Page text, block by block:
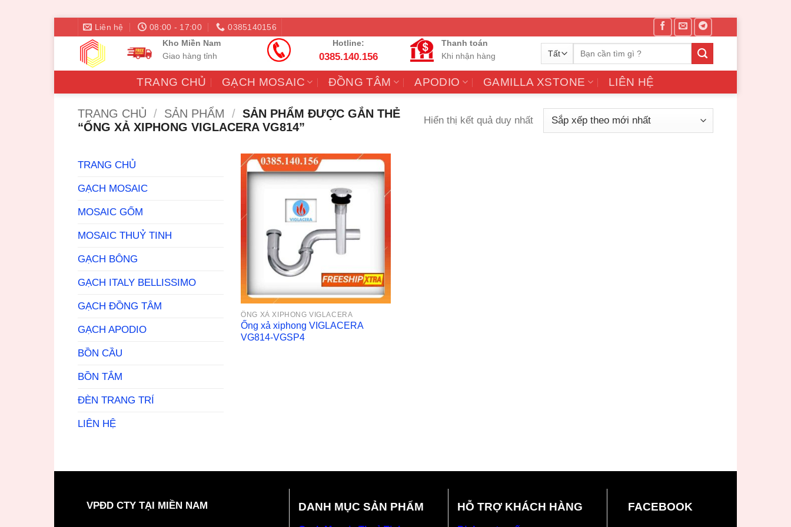
dung
Liên hệ 08:00 - 17:00
0385140156
Kho Miền Nam
Giao hàng tỉnh
Hotline:
0385.140.156
Thanh toán
Khi nhận hàng
Tìm
TRANG CHỦ GẠCH MOSAIC ĐỒNG TÂM APODIO GAMILLA XSTONE LIÊN HỆ
TRANG CHỦ / SẢN PHẨM / SẢN PHẨM ĐƯỢC GẮN THẺ
“ỐNG XẢ XIPHONG VIGLACERA VG814”
Hiển thị kết quả duy nhất
TRANG CHỦ
GẠCH MOSAIC
MOSAIC GỐM
MOSAIC THUỶ TINH
GẠCH BÔNG
GẠCH ITALY BELLISSIMO
GẠCH ĐỒNG TÂM
GẠCH APODIO
BỒN CẦU
BỒN TẮM
ĐÈN TRANG TRÍ
LIÊN HỆ
ỐNG XẢ XIPHONG VIGLACERA
Ống xả xiphong VIGLACERA
VG814-VGSP4
VPĐD CTY TẠI MIỀN NAM DANH MỤC SẢN PHẨM HỖ TRỢ KHÁCH HÀNG FACEBOOK